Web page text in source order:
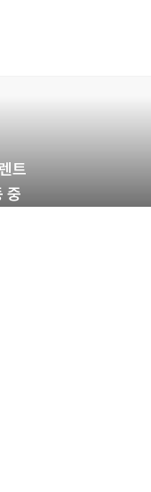
트
중